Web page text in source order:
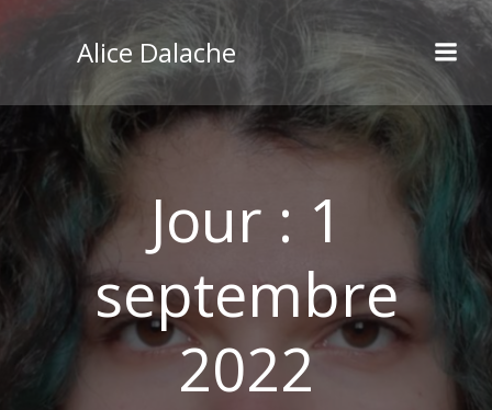
Alice Dalache
Jour : 1
septembre
2022